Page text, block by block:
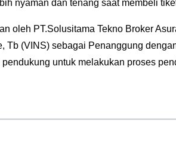
nyaman dan tenang saat membeli
oleh PT.Solusitama Tekno Broker
Tb (VINS) sebagai Penanggung
untuk melakukan proses